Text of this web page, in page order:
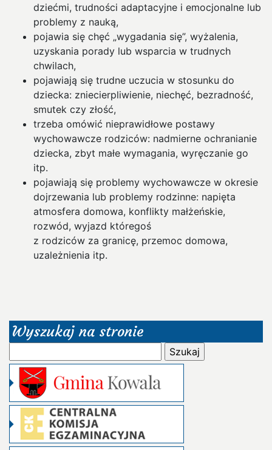
dziećmi, trudności adaptacyjne i emocjonalne lub
problemy z nauką,
pojawia się chęć „wygadania się”, wyżalenia,
uzyskania porady lub wsparcia w trudnych
chwilach,
pojawiają się trudne uczucia w stosunku do
dziecka: zniecierpliwienie, niechęć, bezradność,
smutek czy złość,
trzeba omówić nieprawidłowe postawy
wychowawcze rodziców: nadmierne ochranianie
dziecka, zbyt małe wymagania, wyręczanie go
itp.
pojawiają się problemy wychowawcze w okresie
dojrzewania lub problemy rodzinne: napięta
atmosfera domowa, konflikty małżeńskie,
rozwód, wyjazd któregoś
z rodziców za granicę, przemoc domowa,
uzależnienia itp.
Wyszukaj na stronie